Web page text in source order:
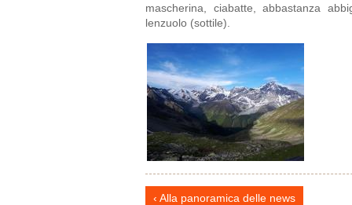
mascherina, ciabatte, abbastanza
lenzuolo (sottile).
Alla panoramica delle news